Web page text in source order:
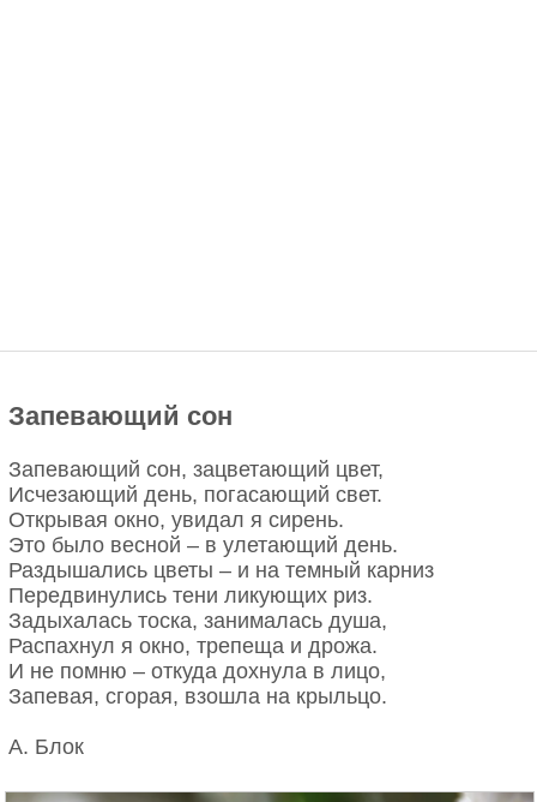
Запевающий сон
Запевающий сон, зацветающий цвет,
Исчезающий день, погасающий свет.
Открывая окно, увидал я сирень.
Это было весной – в улетающий день.
Раздышались цветы – и на темный карниз
Передвинулись тени ликующих риз.
Задыхалась тоска, занималась душа,
Распахнул я окно, трепеща и дрожа.
И не помню – откуда дохнула в лицо,
Запевая, сгорая, взошла на крыльцо.
А. Блок